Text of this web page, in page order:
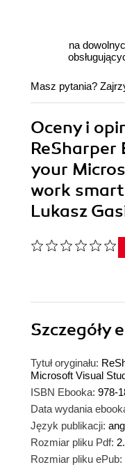
na
Masz pytania?
Oceny i
ReSharper
your
work
Lukasz
Szczegóły
Tytuł oryginału:
Microsoft Visual
ISBN Ebooka: 978-
Data wydania
Język publikacji:
Rozmiar pliku Pdf:
Rozmiar pliku ePub: